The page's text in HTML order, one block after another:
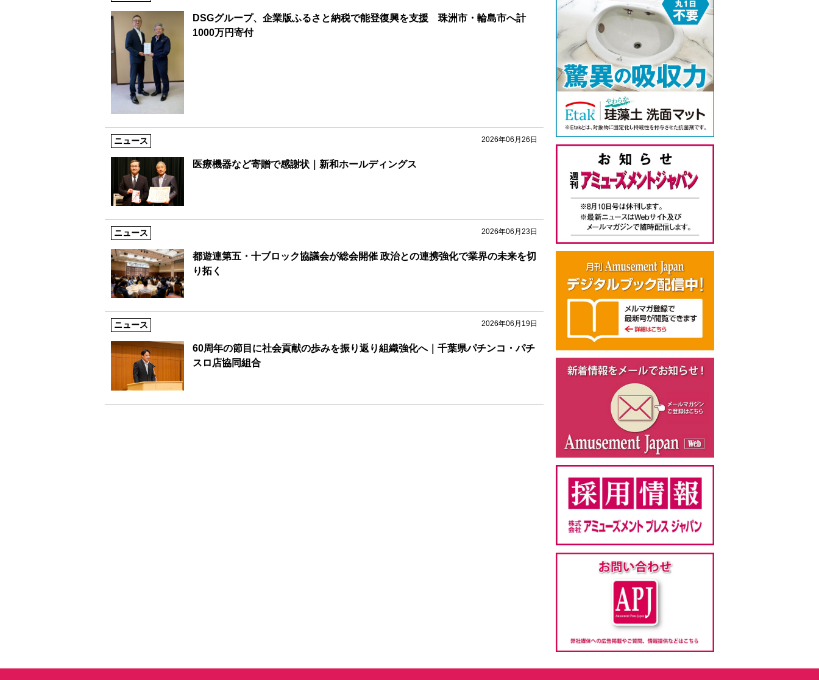
DSGグループ、企業版ふるさと納税で能登復興を支援 珠洲市・輪島市へ計
1000万円寄付
2026年06月26日
ニュース
医療機器など寄贈で感謝状｜新和ホールディングス
2026年06月23日
ニュース
都遊連第五・十ブロック協議会が総会開催 政治との連携強化で業界の未来を切
り拓く
2026年06月19日
ニュース
60周年の節目に社会貢献の歩みを振り返り組織強化へ｜千葉県パチンコ・パチ
スロ店協同組合